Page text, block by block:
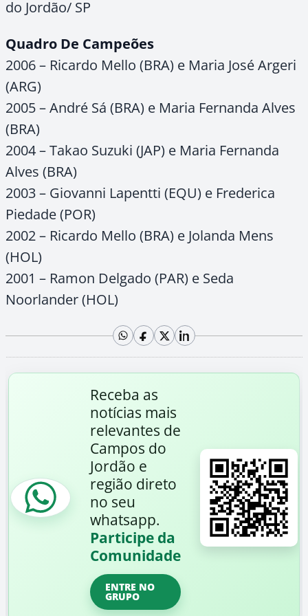
do Jordão/ SP
Quadro De Campeões
2006 – Ricardo Mello (BRA) e Maria José Argeri
(ARG)
2005 – André Sá (BRA) e Maria Fernanda Alves
(BRA)
2004 – Takao Suzuki (JAP) e Maria Fernanda
Alves (BRA)
2003 – Giovanni Lapentti (EQU) e Frederica
Piedade (POR)
2002 – Ricardo Mello (BRA) e Jolanda Mens
(HOL)
2001 – Ramon Delgado (PAR) e Seda
Noorlander (HOL)
Receba as
notícias mais
relevantes de
Campos do
Jordão e
região direto
no seu
whatsapp.
Participe da
Comunidade
ENTRE NO
GRUPO